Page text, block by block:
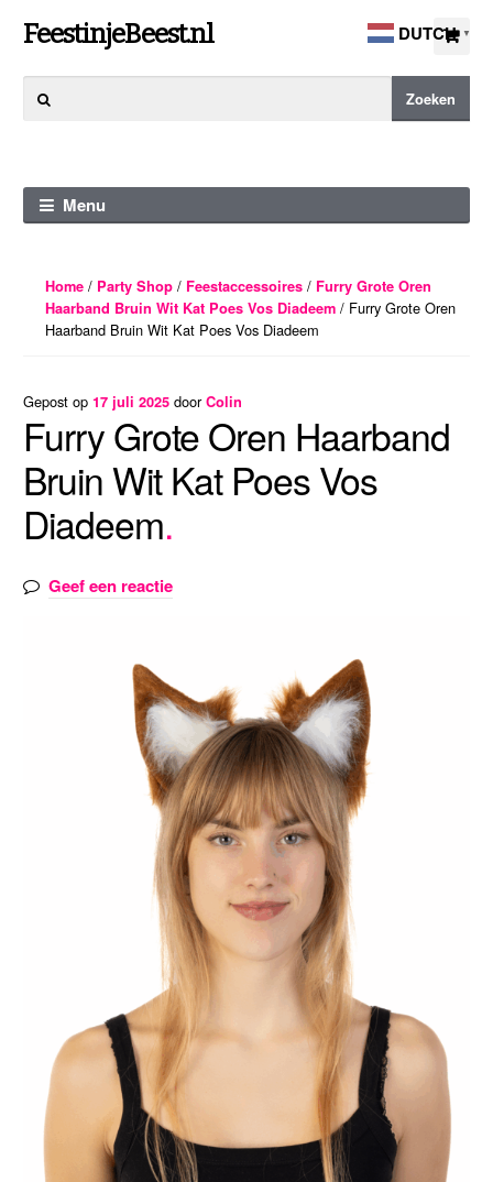
Ga
naar
navigatie
Ga
naar
de
FeestinjeBeest.nl
naar:
Zoeken
Menu
Home/ Party Shop/ Feestaccessoires/ Furry Grote Oren
Haarband Bruin Wit Kat Poes Vos Diadeem/ Furry Grote Oren
Haarband Bruin Wit Kat Poes Vos Diadeem
Gepost op 17 juli 2025doorColin
Furry Grote Oren Haarband
Bruin Wit Kat Poes Vos
Diadeem
Geef een reactie
DUTCH ▼